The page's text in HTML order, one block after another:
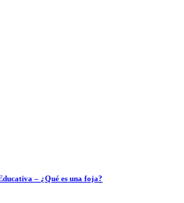
– ¿Qué es una foja?